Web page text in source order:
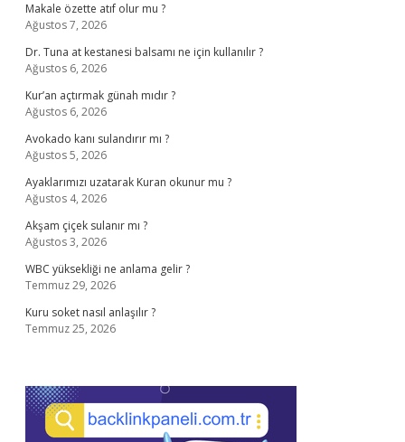
Makale özette atıf olur mu ?
Ağustos 7, 2026
Dr. Tuna at kestanesi balsamı ne için kullanılır ?
Ağustos 6, 2026
Kur’an açtırmak günah mıdır ?
Ağustos 6, 2026
Avokado kanı sulandırır mı ?
Ağustos 5, 2026
Ayaklarımızı uzatarak Kuran okunur mu ?
Ağustos 4, 2026
Akşam çiçek sulanır mı ?
Ağustos 3, 2026
WBC yüksekliği ne anlama gelir ?
Temmuz 29, 2026
Kuru soket nasıl anlaşılır ?
Temmuz 25, 2026